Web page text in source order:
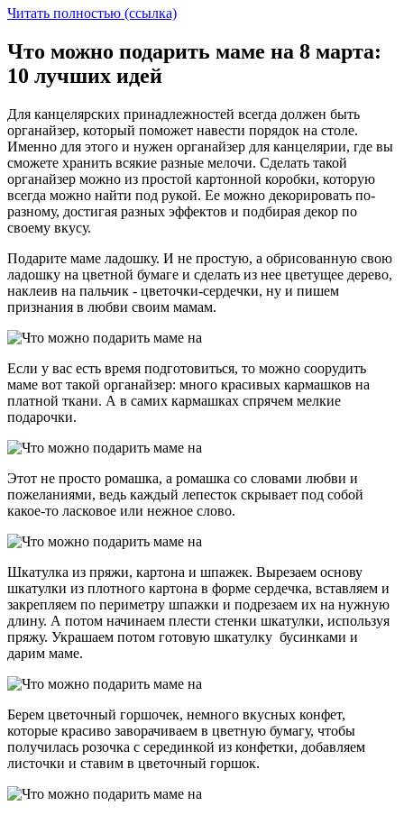
Читать полностью (ссылка)
Что можно подарить маме на 8 марта:
10 лучших идей
Для канцелярских принадлежностей всегда должен быть
органайзер, который поможет навести порядок на столе.
Именно для этого и нужен органайзер для канцелярии, где вы
сможете хранить всякие разные мелочи. Сделать такой
органайзер можно из простой картонной коробки, которую
всегда можно найти под рукой. Ее можно декорировать по-
разному, достигая разных эффектов и подбирая декор по
своему вкусу.
Подарите маме ладошку. И не простую, а обрисованную свою
ладошку на цветной бумаге и сделать из нее цветущее дерево,
наклеив на пальчик - цветочки-сердечки, ну и пишем
признания в любви своим мамам.
Если у вас есть время подготовиться, то можно соорудить
маме вот такой органайзер: много красивых кармашков на
платной ткани. А в самих кармашках спрячем мелкие
подарочки.
Этот не просто ромашка, а ромашка со словами любви и
пожеланиями, ведь каждый лепесток скрывает под собой
какое-то ласковое или нежное слово.
Шкатулка из пряжи, картона и шпажек. Вырезаем основу
шкатулки из плотного картона в форме сердечка, вставляем и
закрепляем по периметру шпажки и подрезаем их на нужную
длину. А потом начинаем плести стенки шкатулки, используя
пряжу. Украшаем потом готовую шкатулку бусинками и
дарим маме.
Берем цветочный горшочек, немного вкусных конфет,
которые красиво заворачиваем в цветную бумагу, чтобы
получилась розочка с серединкой из конфетки, добавляем
листочки и ставим в цветочный горшок.